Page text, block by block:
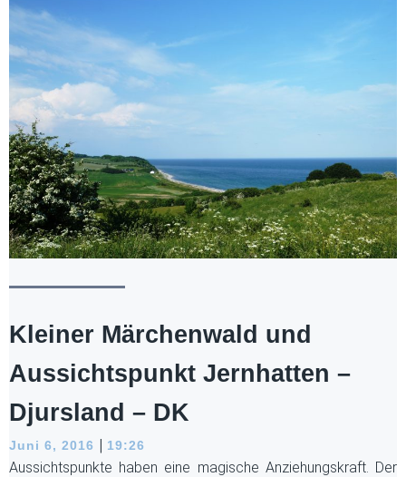
Kleiner Märchenwald und
Aussichtspunkt Jernhatten –
Djursland – DK
Juni 6, 2016 | 19:26
Aussichtspunkte haben eine magische Anziehungskraft. Der